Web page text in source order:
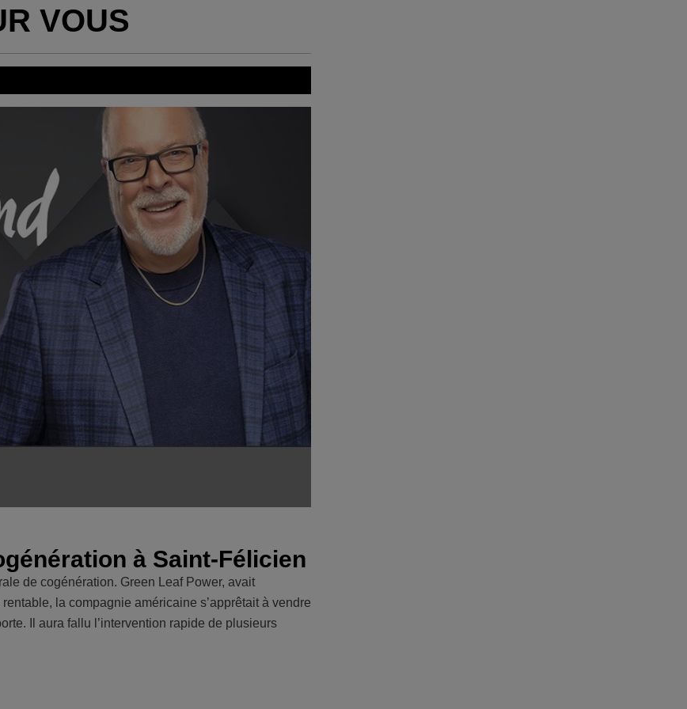
VOUS
à Saint-Félicien
de cogénération. Green Leaf Power, avait
la compagnie américaine s’apprêtait à vendre
Il aura fallu l’intervention rapide de plusieurs